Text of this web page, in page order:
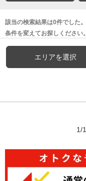
該当の検索結果は0件でした。
条件を変えてお探しください。
エリアを選択
1/1